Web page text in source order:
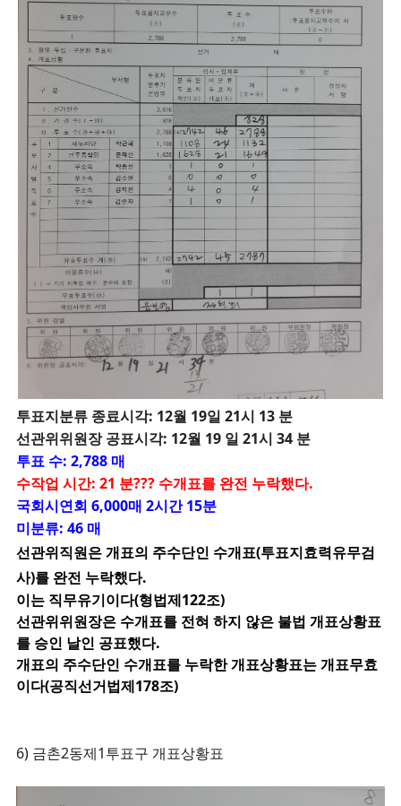
투표지분류 종료시각: 12월 19일 21시 13 분
선관위위원장 공표시각: 12월 19 일 21시 34 분
투표 수: 2,788 매
수작업 시간: 21 분??? 수개표를 완전 누락했다.
국회시연회 6,000매 2시간 15분
미분류: 46 매
선관위직원은 개표의 주수단인 수개표(투표지효력유무검
사)를 완전 누락했다.
이는 직무유기이다(형법제122조)
선관위위원장은 수개표를 전혀 하지 않은 불법 개표상황표
를 승인 날인 공표했다.
개표의 주수단인 수개표를 누락한 개표상황표는 개표무효
이다(공직선거법제178조)
6) 금촌2동제1투표구 개표상황표